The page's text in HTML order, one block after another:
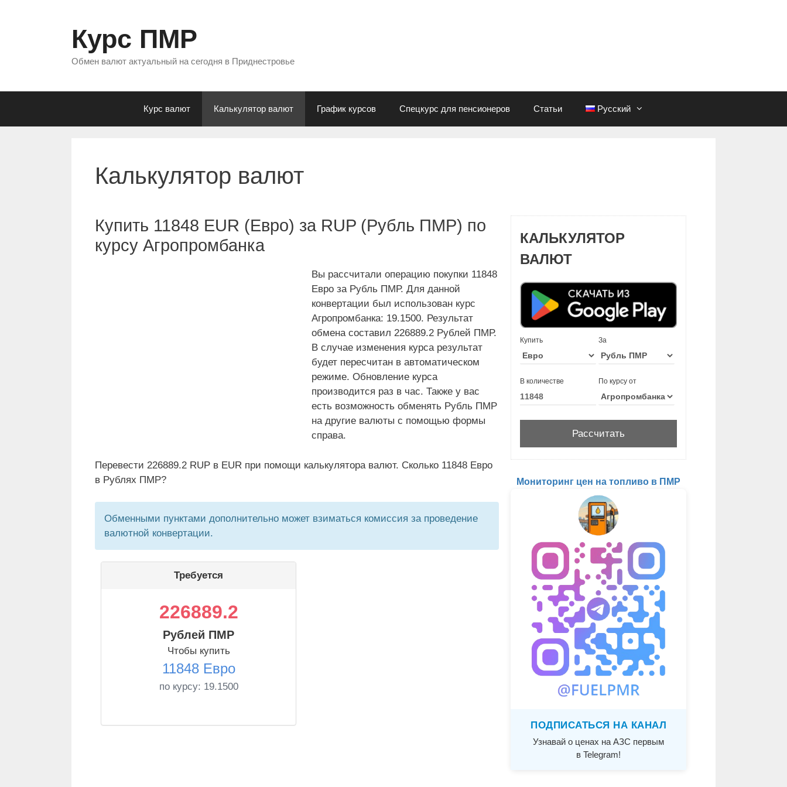
Курс ПМР
Обмен валют актуальный на сегодня в Приднестровье
Курс валют Калькулятор валют График курсов Спецкурс для пенсионеров Статьи Русский
Калькулятор валют
Купить 11848 EUR (Евро) за RUP (Рубль ПМР) по
курсу Агропромбанка
Вы рассчитали операцию покупки 11848
Евро за Рубль ПМР. Для данной
конвертации был использован курс
Агропромбанка: 19.1500. Результат
обмена составил 226889.2 Рублей ПМР.
В случае изменения курса результат
будет пересчитан в автоматическом
режиме. Обновление курса
производится раз в час. Также у вас
есть возможность обменять Рубль ПМР
на другие валюты с помощью формы
справа.
Перевести 226889.2 RUP в EUR при помощи калькулятора валют. Сколько 11848 Евро
в Рублях ПМР?
Обменными пунктами дополнительно может взиматься комиссия за проведение
валютной конвертации.
Требуется
226889.2
Рублей ПМР
Чтобы купить
11848 Евро
по курсу: 19.1500
КАЛЬКУЛЯТОР
ВАЛЮТ
Купить За
В количестве По курсу от
Мониторинг цен на топливо в ПМР
ПОДПИСАТЬСЯ НА КАНАЛ
Узнавай о ценах на АЗС первым
в Telegram!